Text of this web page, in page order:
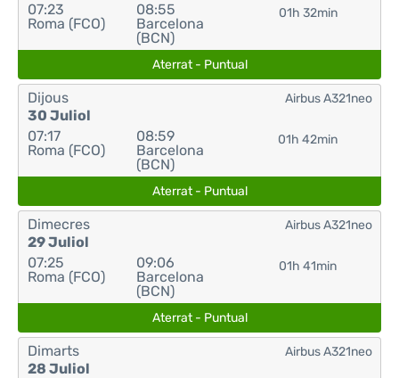
07:23
Roma (FCO)
08:55
Barcelona
(BCN)
01h 32min
Aterrat - Puntual
Dijous
30 Juliol
07:17
Roma (FCO)
08:59
Barcelona
(BCN)
01h 42min
Airbus A321neo
Aterrat - Puntual
Dimecres
29 Juliol
07:25
Roma (FCO)
09:06
Barcelona
(BCN)
01h 41min
Airbus A321neo
Aterrat - Puntual
Dimarts
28 Juliol
Airbus A321neo